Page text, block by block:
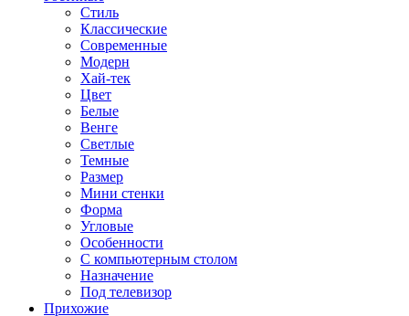
Стиль
Классические
Современные
Модерн
Хай-тек
Цвет
Белые
Венге
Светлые
Темные
Размер
Мини стенки
Форма
Угловые
Особенности
С компьютерным столом
Назначение
Под телевизор
Прихожие